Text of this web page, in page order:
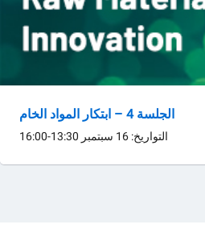
الجلسة 4 – ابتكار المواد الخام
التواريخ: 16 سبتمبر 13:30-16:00